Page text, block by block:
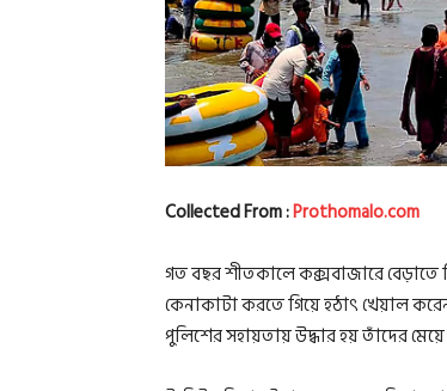
Collected From :Prothomalo.com
গত বছর শীতকালে কক্সবাজারে
কেনাকাটা করতে গিয়ে হঠাৎ খেয়াল
পুলিশের সহায়তায় উদ্ধার হয় তাঁদের